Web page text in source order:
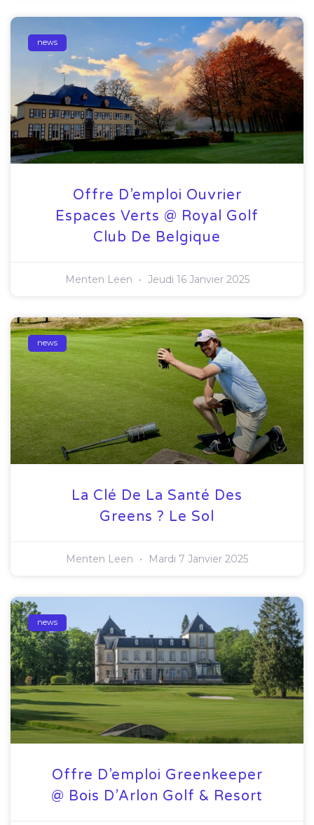
news
Offre D’emploi Ouvrier
Espaces Verts @ Royal Golf
Club De Belgique
Menten Leen Jeudi 16 Janvier 2025
news
La Clé De La Santé Des
Greens ? Le Sol
Menten Leen Mardi 7 Janvier 2025
news
Offre D’emploi Greenkeeper
@ Bois D’Arlon Golf & Resort